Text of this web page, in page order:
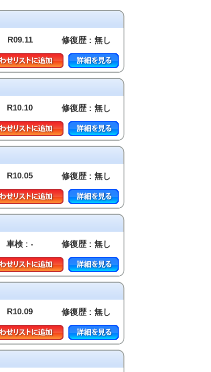
R09.11 修復歴 : 無し
R10.10 修復歴 : 無し
R10.05 修復歴 : 無し
車検 : - 修復歴 : 無し
R10.09 修復歴 : 無し